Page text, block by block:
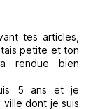
tes articles,
petite et ton
rendue bien
5 ans et je
ville dont je suis